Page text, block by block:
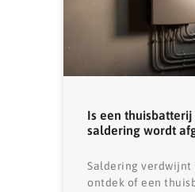
Is een
saldering wordt
Saldering verdwijnt
ontdek of een